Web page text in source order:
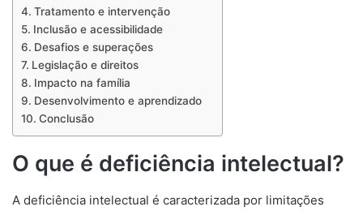
Tratamento e intervenção
Inclusão e acessibilidade
Desafios e superações
Legislação e direitos
Impacto na família
Desenvolvimento e aprendizado
Conclusão
O que é deficiência intelectual?
A deficiência intelectual é caracterizada por limitações